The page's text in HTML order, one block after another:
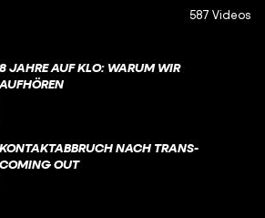
587 Videos
8 JAHRE AUF KLO: WARUM WIR
AUFHÖREN
KONTAKTABBRUCH NACH TRANS-
COMING OUT